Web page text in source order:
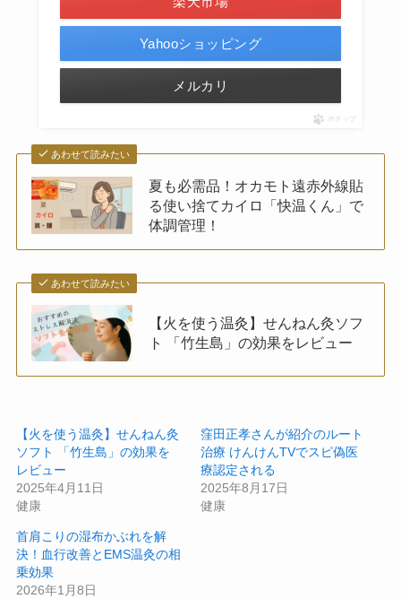
Yahooショッピング
メルカリ
ポチップ
あわせて読みたい
夏も必需品！オカモト遠赤外線貼
る使い捨てカイロ「快温くん」で
体調管理！
あわせて読みたい
【火を使う温灸】せんねん灸ソフ
ト 「竹生島」の効果をレビュー
【火を使う温灸】せんねん灸
ソフト 「竹生島」の効果を
レビュー
2025年4月11日
健康
窪田正孝さんが紹介のルート
治療 けんけんTVでスピ偽医
療認定される
2025年8月17日
健康
首肩こりの湿布かぶれを解
決！血行改善とEMS温灸の相
乗効果
2026年1月8日